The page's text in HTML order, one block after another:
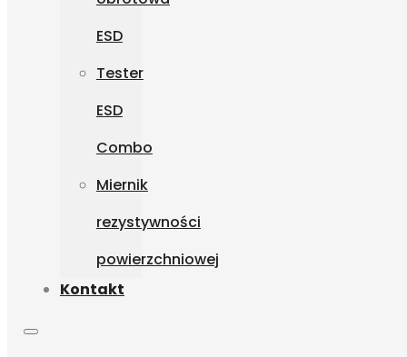
ESD
Tester
ESD
Combo
Miernik
rezystywności
powierzchniowej
Kontakt